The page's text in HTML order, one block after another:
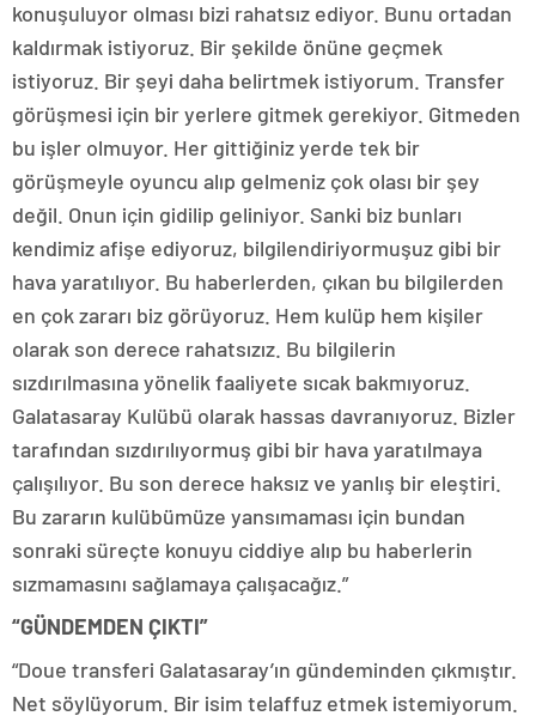
konuşuluyor olması bizi rahatsız ediyor. Bunu ortadan
kaldırmak istiyoruz. Bir şekilde önüne geçmek
istiyoruz. Bir şeyi daha belirtmek istiyorum. Transfer
görüşmesi için bir yerlere gitmek gerekiyor. Gitmeden
bu işler olmuyor. Her gittiğiniz yerde tek bir
görüşmeyle oyuncu alıp gelmeniz çok olası bir şey
değil. Onun için gidilip geliniyor. Sanki biz bunları
kendimiz afişe ediyoruz, bilgilendiriyormuşuz gibi bir
hava yaratılıyor. Bu haberlerden, çıkan bu bilgilerden
en çok zararı biz görüyoruz. Hem kulüp hem kişiler
olarak son derece rahatsızız. Bu bilgilerin
sızdırılmasına yönelik faaliyete sıcak bakmıyoruz.
Galatasaray Kulübü olarak hassas davranıyoruz. Bizler
tarafından sızdırılıyormuş gibi bir hava yaratılmaya
çalışılıyor. Bu son derece haksız ve yanlış bir eleştiri.
Bu zararın kulübümüze yansımaması için bundan
sonraki süreçte konuyu ciddiye alıp bu haberlerin
sızmamasını sağlamaya çalışacağız.”
“GÜNDEMDEN ÇIKTI”
“Doue transferi Galatasaray’ın gündeminden çıkmıştır.
Net söylüyorum. Bir isim telaffuz etmek istemiyorum.